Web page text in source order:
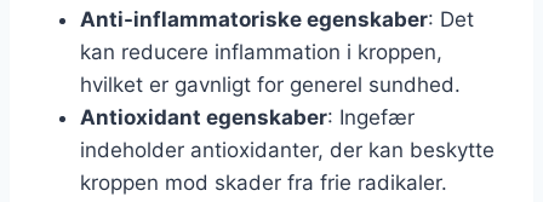
Anti-inflammatoriske egenskaber: Det
kan reducere inflammation i kroppen,
hvilket er gavnligt for generel sundhed.
Antioxidant egenskaber: Ingefær
indeholder antioxidanter, der kan beskytte
kroppen mod skader fra frie radikaler.